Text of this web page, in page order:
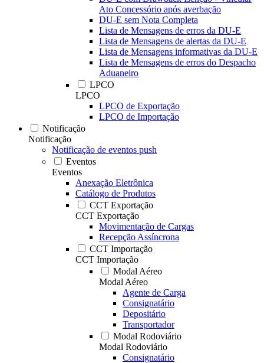
Ato Concessório após averbação
DU-E sem Nota Completa
Lista de Mensagens de erros da DU-E
Lista de Mensagens de alertas da DU-E
Lista de Mensagens informativas da DU-E
Lista de Mensagens de erros do Despacho
Aduaneiro
LPCO
LPCO
LPCO de Exportação
LPCO de Importação
Notificação
Notificação
Notificação de eventos push
Eventos
Eventos
Anexação Eletrônica
Catálogo de Produtos
CCT Exportação
CCT Exportação
Movimentação de Cargas
Recepção Assíncrona
CCT Importação
CCT Importação
Modal Aéreo
Modal Aéreo
Agente de Carga
Consignatário
Depositário
Transportador
Modal Rodoviário
Modal Rodoviário
Consignatário